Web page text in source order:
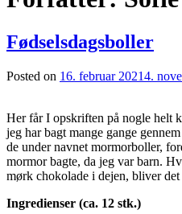
Fødselsdagsboller
Posted on 16. februar 20214.
Her får I opskriften på nogle helt
jeg har bagt mange gange
de under navnet mormorboller,
mormor bagte, da jeg var barn.
mørk chokolade i dejen, bliver
Ingredienser (ca. 12 stk.)